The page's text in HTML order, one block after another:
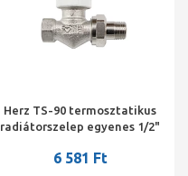
Herz TS-90 termosztatikus
radiátorszelep egyenes 1/2"
6 581 Ft